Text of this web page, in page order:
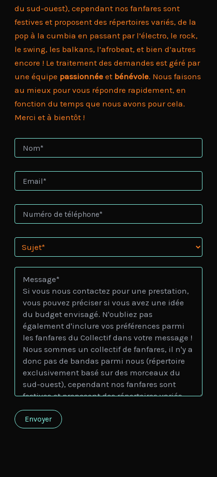
du sud-ouest), cependant nos fanfares sont
festives et proposent des répertoires variés, de la
pop à la cumbia en passant par l’électro, le rock,
le swing, les balkans, l’afrobeat, et bien d’autres
encore ! Le traitement des demandes est géré par
une équipe passionnée et bénévole. Nous faisons
au mieux pour vous répondre rapidement, en
fonction du temps que nous avons pour cela.
Merci et à bientôt !